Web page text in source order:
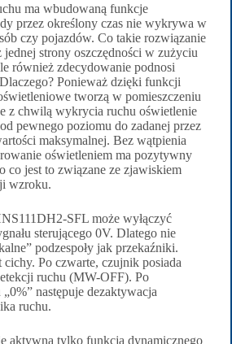
ma wbudowaną funkcje
przez określony czas nie wykrywa w
czy pojazdów. Co takie rozwiązanie
jednej strony oszczędności w zużyciu
również zdecydowanie podnosi
Ponieważ dzięki funkcji
tworzą w pomieszczeniu
z chwilą wykrycia ruchu oświetlenie
pewnego poziomu do zadanej przez
maksymalnej. Bez wątpienia
oświetleniem ma pozytywny
co jest to związane ze zjawiskiem
wzroku.
SFL może wyłączyć
sterującego 0V. Dlatego nie
podzespoły jak przekaźniki.
cichy. Po czwarte, czujnik posiada
ruchu (MW-OFF). Po
następuje dezaktywacja
ruchu.
aktywna tylko funkcja dynamicznego